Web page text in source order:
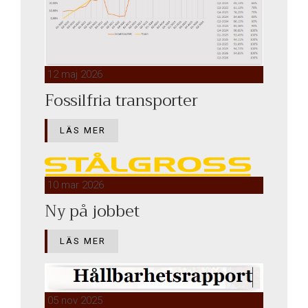
12 maj 2026
Fossilfria transporter
LÄS MER
10 mar 2026
Ny på jobbet
LÄS MER
05 nov 2025